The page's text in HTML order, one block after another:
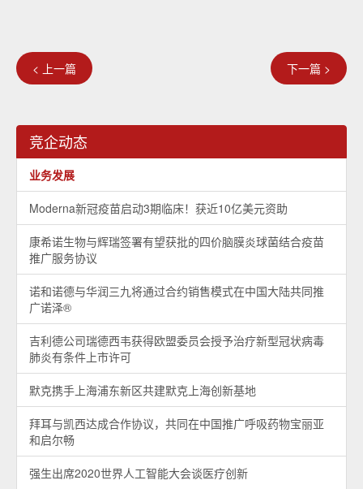
< 上一篇 下一篇 >
竞企动态
业务发展
Moderna新冠疫苗启动3期临床！获近10亿美元资助
康希诺生物与辉瑞签署有望获批的四价脑膜炎球菌结合疫苗
推广服务协议
诺和诺德与华润三九将通过合约销售模式在中国大陆共同推
广诺泽®
吉利德公司瑞德西韦获得欧盟委员会授予治疗新型冠状病毒
肺炎有条件上市许可
默克携手上海浦东新区共建默克上海创新基地
拜耳与凯西达成合作协议，共同在中国推广呼吸药物宝丽亚
和启尔畅
强生出席2020世界人工智能大会谈医疗创新